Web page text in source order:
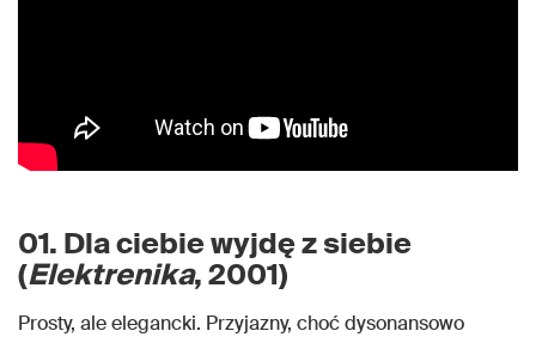
01. Dla ciebie wyjdę z siebie
(Elektrenika, 2001)
Prosty, ale elegancki. Przyjazny, choć dysonansowo